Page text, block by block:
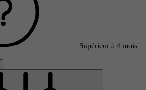
Supérieur à 4 mois